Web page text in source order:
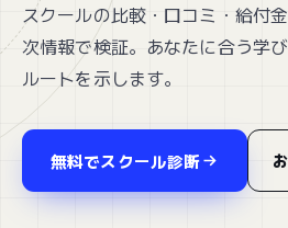
スクールの比較・口コミ・給付
次情報で検証。あなたに合う学
ルートを示します。
無料でスクール診断